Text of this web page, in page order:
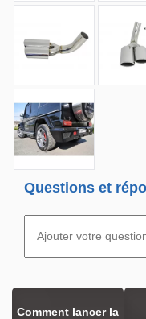
Questions et
Comment lancer la